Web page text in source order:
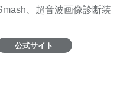
、超音波画像診断装
公式サイト